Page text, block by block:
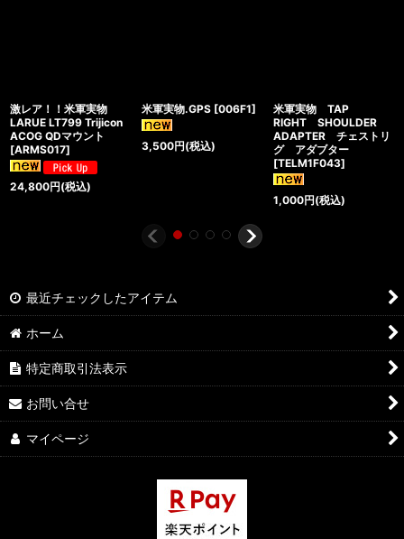
激レア！！米軍実物
LARUE LT799 Trijicon
ACOG QDマウント
[ARMS017]
24,800円(税込)
米軍実物.GPS [006F1]
3,500円(税込)
米軍実物 TAP
RIGHT SHOULDER
ADAPTER チェストリ
グ アダブター
[TELM1F043]
1,000円(税込)
最近チェックしたアイテム
ホーム
特定商取引法表示
お問い合せ
マイページ